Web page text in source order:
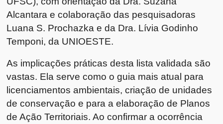
Alcantara e colaboração das pesquisadoras
Luana S. Prochazka e da Dra. Lívia Godinho
Temponi, da UNIOESTE.
As implicações práticas desta lista validada são
vastas. Ela serve como o guia mais atual para
licenciamentos ambientais, criação de unidades
de conservação e para a elaboração de Planos
de Ação Territoriais. Ao confirmar a ocorrência